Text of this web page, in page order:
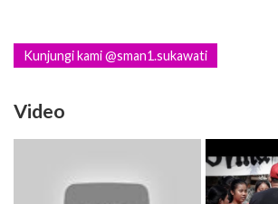
Kunjungi kami @sman1.sukawati
Video